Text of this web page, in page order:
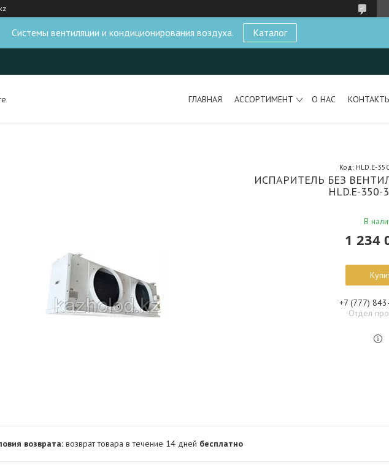
Системы вентиляции и кондиционирования воздуха. Каталог
ГЛАВНАЯ АССОРТИМЕНТ О НАС
ИСПАРИТЕЛЬ БЕЗ
HLD.E-350-
В
Код: HLD.E-
1 234
+7 (777)
Отдел
возврат товара в течение 14 дней бесплатно